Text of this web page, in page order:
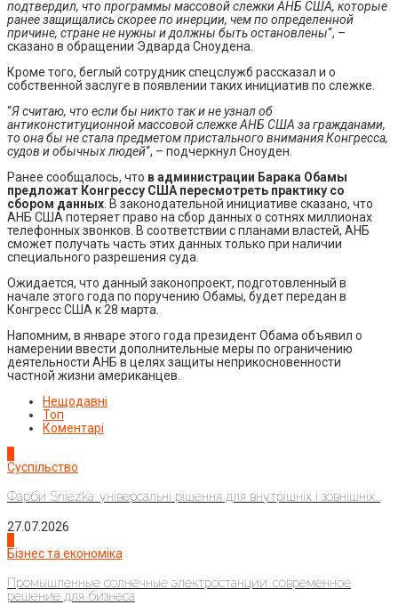
подтвердил, что программы массовой слежки АНБ США, которые
ранее защищались скорее по инерции, чем по определенной
причине, стране не нужны и должны быть остановлены“, –
сказано в обращении Эдварда Сноудена.
Кроме того, беглый сотрудник спецслужб рассказал и о
собственной заслуге в появлении таких инициатив по слежке.
“Я считаю, что если бы никто так и не узнал об
антиконституционной массовой слежке АНБ США за гражданами,
то она бы не стала предметом пристального внимания Конгресса,
судов и обычных людей“, – подчеркнул Сноуден.
Ранее сообщалось, что в администрации Барака Обамы
предложат Конгрессу США пересмотреть практику со
сбором данных . В законодательной инициативе сказано, что
АНБ США потеряет право на сбор данных о сотнях миллионах
телефонных звонков. В соответствии с планами властей, АНБ
сможет получать часть этих данных только при наличии
специального разрешения суда.
Ожидается, что данный законопроект, подготовленный в
начале этого года по поручению Обамы, будет передан в
Конгресс США к 28 марта.
Напомним, в январе этого года президент Обама объявил о
намерении ввести дополнительные меры по ограничению
деятельности АНБ в целях защиты неприкосновенности
частной жизни американцев.
Нещодавні
Топ
Коментарі
Суспільство
Фарби Sniezka: універсальні рішення для внутрішніх і зовнішніх...
27.07.2026
Бізнес та економіка
Промышленные солнечные электростанции: современное
решение для бизнеса